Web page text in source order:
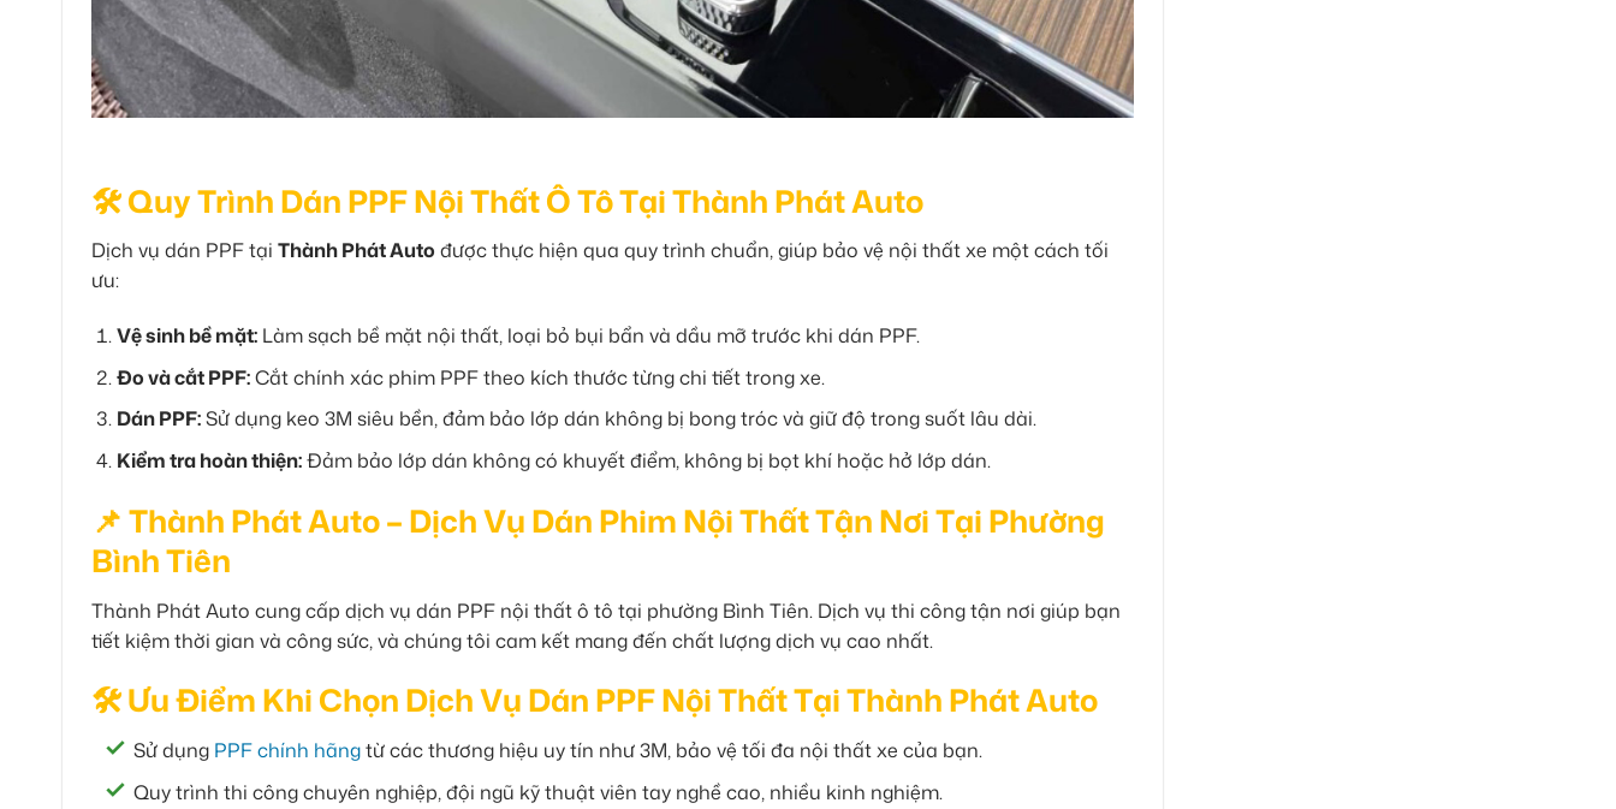
🛠 Quy Trình Dán PPF Nội Thất Ô Tô Tại Thành Phát Auto
Dịch vụ dán PPF tại Thành Phát Auto được thực hiện qua quy trình chuẩn, giúp bảo vệ nội thất xe một cách tối
ưu:
Vệ sinh bề mặt:Làm sạch bề mặt nội thất, loại bỏ bụi bẩn và dầu mỡ trước khi dán PPF.
Đo và cắt PPF:Cắt chính xác phim PPF theo kích thước từng chi tiết trong xe.
Dán PPF:Sử dụng keo 3M siêu bền, đảm bảo lớp dán không bị bong tróc và giữ độ trong suốt lâu dài.
Kiểm tra hoàn thiện:Đảm bảo lớp dán không có khuyết điểm, không bị bọt khí hoặc hở lớp dán.
📌 Thành Phát Auto – Dịch Vụ Dán Phim Nội Thất Tận Nơi Tại Phường
Bình Tiên
Thành Phát Auto cung cấp dịch vụ dán PPF nội thất ô tô tại phường Bình Tiên. Dịch vụ thi công tận nơi giúp bạn
tiết kiệm thời gian và công sức, và chúng tôi cam kết mang đến chất lượng dịch vụ cao nhất.
🛠 Ưu Điểm Khi Chọn Dịch Vụ Dán PPF Nội Thất Tại Thành Phát Auto
Sử dụng PPF chính hãngtừ các thương hiệu uy tín như 3M, bảo vệ tối đa nội thất xe của bạn.
Quy trình thi công chuyên nghiệp, đội ngũ kỹ thuật viên tay nghề cao, nhiều kinh nghiệm.